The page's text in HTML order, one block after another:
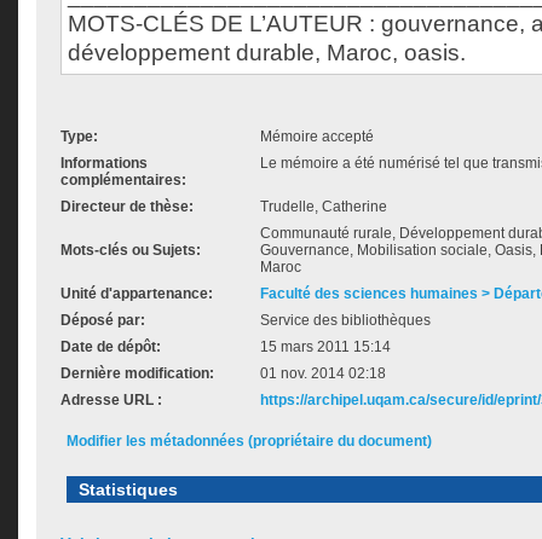
MOTS-CLÉS DE L’AUTEUR : gouvernance,
développement durable, Maroc, oasis.
Type:
Mémoire accepté
Informations
complémentaires:
Le mémoire a été numérisé tel que
Directeur de thèse: Trudelle, Catherine
Mots-clés ou Sujets:
Communauté rurale, Développement
Gouvernance, Mobilisation sociale,
Maroc
Unité d'appartenance:
Faculté des sciences humaines >
Déposé par:
Service des bibliothèques
Date de dépôt:
15 mars 2011 15:14
Dernière modification:
01 nov. 2014 02:18
Adresse URL :
https://archipel.uqam.ca/secure/id/
Modifier les métadonnées (propriétaire du document)
Statistiques